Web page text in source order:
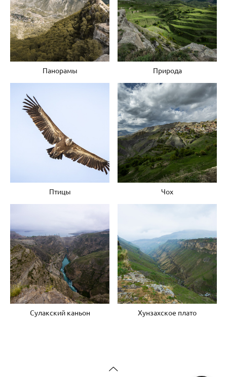
Панорамы Природа
Птицы Чох
Сулакский каньон Хунзахское плато